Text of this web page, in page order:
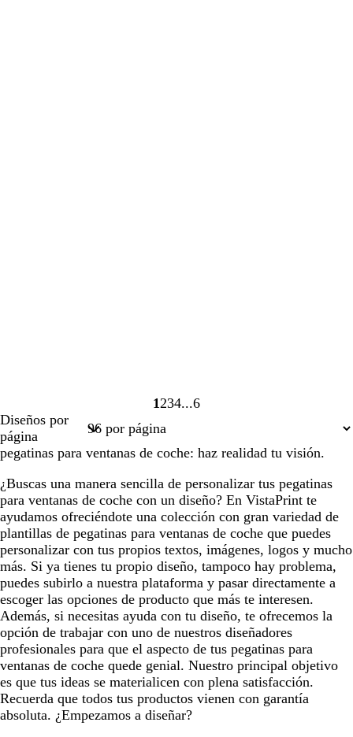
Página
1
1 Página
2
2 Página
3Página
4
Página
6
Diseños por
página
pegatinas para ventanas de coche: haz realidad tu visión.
¿Buscas una manera sencilla de personalizar tus pegatinas
para ventanas de coche con un diseño? En VistaPrint te
ayudamos ofreciéndote una colección con gran variedad de
plantillas de pegatinas para ventanas de coche que puedes
personalizar con tus propios textos, imágenes, logos y mucho
más. Si ya tienes tu propio diseño, tampoco hay problema,
puedes subirlo a nuestra plataforma y pasar directamente a
escoger las opciones de producto que más te interesen.
Además, si necesitas ayuda con tu diseño, te ofrecemos la
opción de trabajar con uno de nuestros diseñadores
profesionales para que el aspecto de tus pegatinas para
ventanas de coche quede genial. Nuestro principal objetivo
es que tus ideas se materialicen con plena satisfacción.
Recuerda que todos tus productos vienen con garantía
absoluta. ¿Empezamos a diseñar?